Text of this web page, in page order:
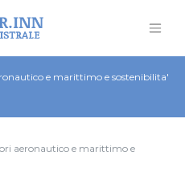
e marittimo e sostenibilita'
aeronautico e marittimo e